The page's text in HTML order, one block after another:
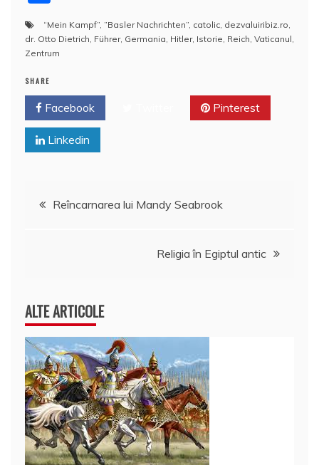
e
b
o
k
er e bl e p
e
di s
p
o
a
rt
aj
a
z
ă
“Mein Kampf”, ”Basler Nachrichten”, catolic, dezvaluiribiz.ro,
dr. Otto Dietrich, Führer, Germania, Hitler, Istorie, Reich, Vaticanul,
Zentrum
SHARE
Facebook Pinterest
Linkedin
Navigare
Reîncarnarea lui Mandy Seabrook
Religia în Egiptul antic
ALTE ARTICOLE